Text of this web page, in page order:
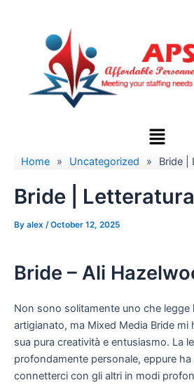
Menu
Home » Uncategorized » Bride |
Bride | Letteratura
By alex /October 12, 2025
Bride – Ali
Non sono solitamente uno che legge
artigianato, ma Mixed Media Bride
sua pura creatività e entusiasmo. La
profondamente personale, eppure
connetterci con gli altri in modi